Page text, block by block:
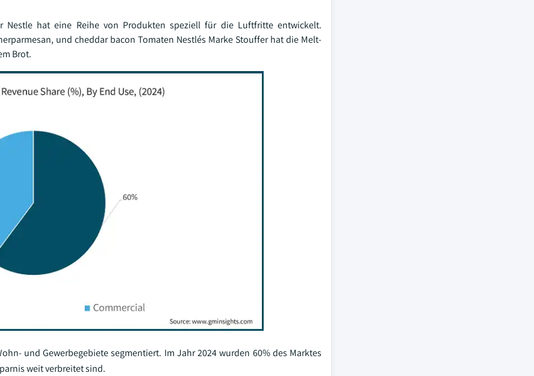
Nestle hat eine Reihe von Produkten speziell für die Luftfritte entwickelt.
und cheddar bacon Tomaten Nestlés Marke Stouffer hat die Melt-
Brot.
und Gewerbegebiete segmentiert. Im Jahr 2024 wurden 60% des Marktes
weit verbreitet sind.